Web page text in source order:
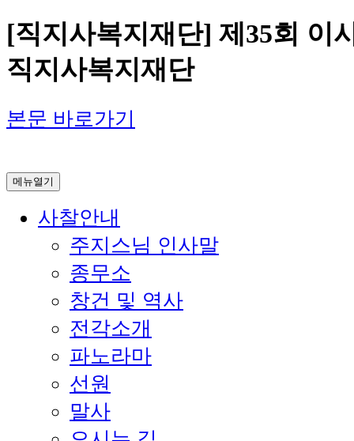
[직지사복지재단] 제35회 이
직지사복지재단
본문 바로가기
메뉴열기
사찰안내
주지스님 인사말
종무소
창건 및 역사
전각소개
파노라마
선원
말사